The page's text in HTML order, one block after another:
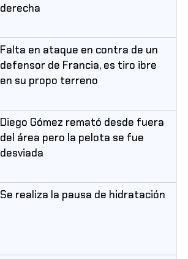
derecha
Falta en ataque en contra de un
defensor de Francia, es tiro ibre
en su propo terreno
Diego Gómez remató desde fuera
del área pero la pelota se fue
desviada
Se realiza la pausa de hidratación